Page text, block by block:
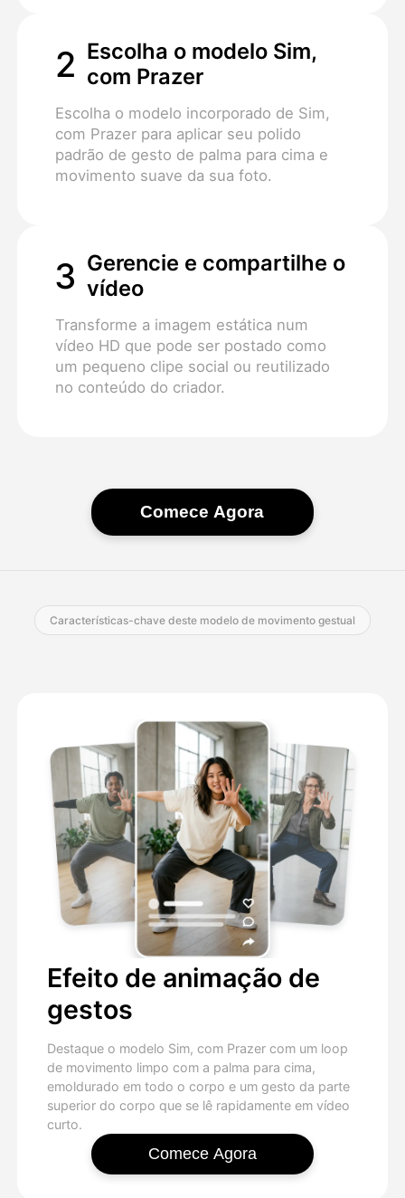
2 Escolha o modelo Sim,
com Prazer
Escolha o modelo incorporado de Sim,
com Prazer para aplicar seu polido
padrão de gesto de palma para cima e
movimento suave da sua foto.
3 Gerencie e compartilhe o
vídeo
Transforme a imagem estática num
vídeo HD que pode ser postado como
um pequeno clipe social ou reutilizado
no conteúdo do criador.
Comece Agora
Características-chave deste modelo de movimento gestual
Efeito de animação de
gestos
Destaque o modelo Sim, com Prazer com um loop
de movimento limpo com a palma para cima,
emoldurado em todo o corpo e um gesto da parte
superior do corpo que se lê rapidamente em vídeo
curto.
Comece Agora